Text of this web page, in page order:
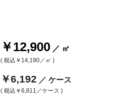
￥12,900 ／ ㎡
( 税込 ￥14,190 ／㎡ )
￥6,192 ／ ケース
( 税込 ￥6,811 ／ケース )